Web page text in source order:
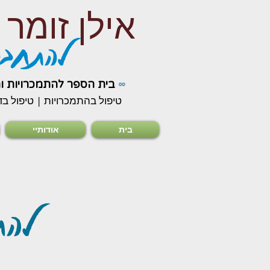
אילן זומר
∞ בית הספר להתמכרויות
טיפול בהתמכרויות | טיפול
אודותיי בית